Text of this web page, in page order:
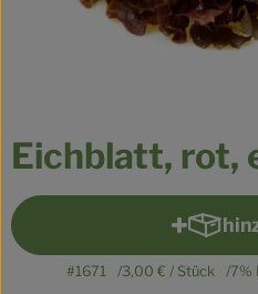
Speisekammer
So geht’s
Eichblatt, rot,
#1671 3,00 €/ Stück 7%